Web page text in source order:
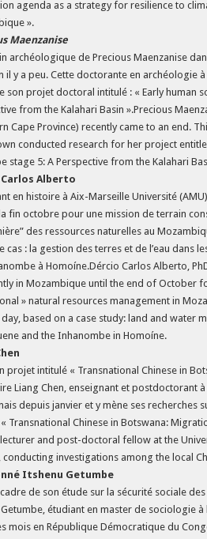
agenda as a strategy for resilience to
».
Maenzanise
archéologique de Precious Maenzanise
il y a peu. Cette doctorante en archéologie
son projet doctoral intitulé : « Early human
from the Kalahari Basin ».Precious
Cape Province) recently came to an end.
conducted research for her project
stage 5: A Perspective from the Kalahari
Alberto
en histoire à Aix-Marseille Université
fin octobre pour une mission de terrain
des ressources naturelles au
cas : la gestion des terres et de l’eau dans
à Homoíne.Dércio Carlos Alberto,
in Mozambique until the end of October
» natural resources management in
based on a case study: land and water
and the Inhanombe in Homoíne.
projet intitulé « Transnational Chinese in
Liang Chen, enseignant et postdoctorant
depuis janvier et y mène ses recherches
Transnational Chinese in Botswana:
lecturer and post-doctoral fellow at the
conducting investigations among the local
Itshenu Getumbe
de son étude sur la sécurité sociale
étudiant en master de sociologie à
mois en République Démocratique du